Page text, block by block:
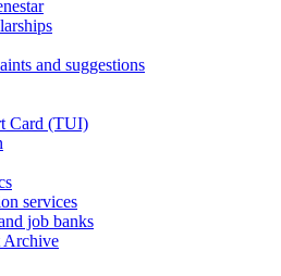
and suggestions
Card (TUI)
services
job banks
Archive